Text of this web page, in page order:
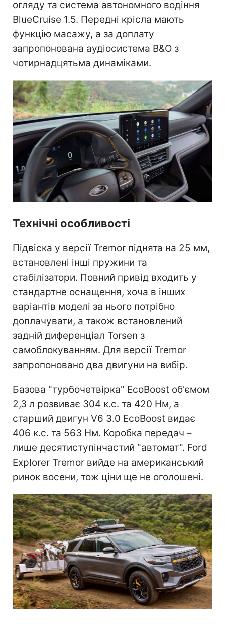
огляду та система автономного водіння
BlueCruise 1.5. Передні крісла мають
функцію масажу, а за доплату
запропонована аудіосистема B&O з
чотирнадцятьма динаміками.
Технічні особливості
Підвіска у версії Tremor піднята на 25 мм,
встановлені інші пружини та
стабілізатори. Повний привід входить у
стандартне оснащення, хоча в інших
варіантів моделі за нього потрібно
доплачувати, а також встановлений
задній диференціал Torsen з
самоблокуванням. Для версії Tremor
запропоновано два двигуни на вибір.
Базова "турбочетвірка" EcoBoost об'ємом
2,3 л розвиває 304 к.с. та 420 Нм, а
старший двигун V6 3.0 EcoBoost видає
406 к.с. та 563 Нм. Коробка передач –
лише десятиступінчастий "автомат". Ford
Explorer Tremor вийде на американський
ринок восени, тож ціни ще не оголошені.